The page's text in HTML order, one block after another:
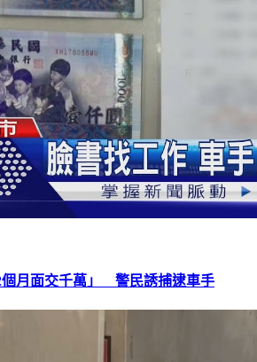
個月面交千萬」 警民誘捕逮車手